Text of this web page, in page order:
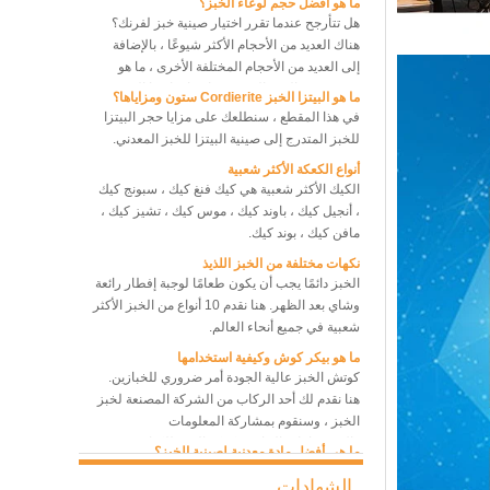
فرن حراري للمخبز 10 صواني
فرن برف دوار
8 صواني الفرن الحراري التجاري
فرن خبز الخبز الكهربائي
هناك العديد من الأحجام الأكثر شيوعًا ، بالإضافة
إلى العديد من الأحجام المختلفة الأخرى ، ما هو
حجم صينية الخبز التي يجب اختيارها؟ ما الذي يجب
حتى نتمكن من اختيار الأفضل والأنسب ، أو اختيار
مجموعة من صواني الخبز بأحجام مختلفة ، للوصول
إلى أفضل أداء للخبز وأعلى كفاءة للخبز ، وتوفير
التكلفة لدفن المزيد من الصواني وتوفير العمالة
بقدر الإمكان.
ما هو البيتزا الخبز Cordierite ستون ومزاياها؟
في هذا المقطع ، سنطلعك على مزايا حجر البيتزا
للخبز المتدرج إلى صينية البيتزا للخبز المعدني.
أنواع الكعكة الأكثر شعبية
الكيك الأكثر شعبية هي كيك فنغ كيك ، سبونج كيك
، أنجيل كيك ، باوند كيك ، موس كيك ، تشيز كيك ،
مافن كيك ، بوند كيك.
نكهات مختلفة من الخبز اللذيذ
الخبز دائمًا يجب أن يكون طعامًا لوجبة إفطار رائعة
وشاي بعد الظهر. هنا نقدم 10 أنواع من الخبز الأكثر
شعبية في جميع أنحاء العالم.
ما هو بيكر كوش وكيفية استخدامها
كوتش الخبز عالية الجودة أمر ضروري للخبازين.
هنا نقدم لك أحد الركاب من الشركة المصنعة لخبز
الخبز ، وسنقوم بمشاركة المعلومات
والاستخدامات الخاصة بكعكة الخبز للكتان
الطبيعية الأكثر ملاءمة مثل couche's baker.
ما هي أفضل مادة معدنية لصينية الخبز؟
هذه هي الحقيقة تماما لا تزال ورقة الخبز المعدنية
هي الدور الرائد في سوق صواني الخبز بخصائصها